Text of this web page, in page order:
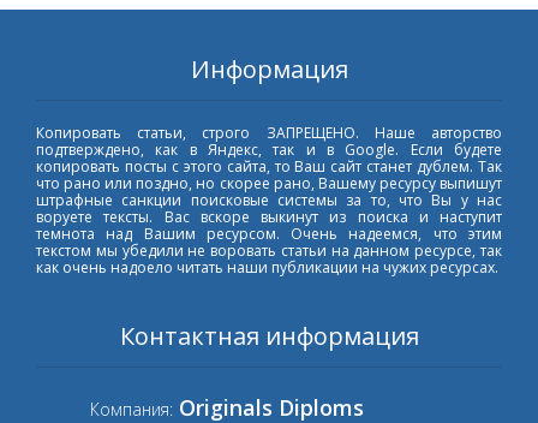
Информация
Копировать статьи, строго ЗАПРЕЩЕНО. Наше авторство
подтверждено, как в Яндекс, так и в Google. Если будете
копировать посты с этого сайта, то Ваш сайт станет дублем. Так
что рано или поздно, но скорее рано, Вашему ресурсу выпишут
штрафные санкции поисковые системы за то, что Вы у нас
воруете тексты. Вас вскоре выкинут из поиска и наступит
темнота над Вашим ресурсом. Очень надеемся, что этим
текстом мы убедили не воровать статьи на данном ресурсе, так
как очень надоело читать наши публикации на чужих ресурсах.
Контактная информация
Компания: Originals Diploms